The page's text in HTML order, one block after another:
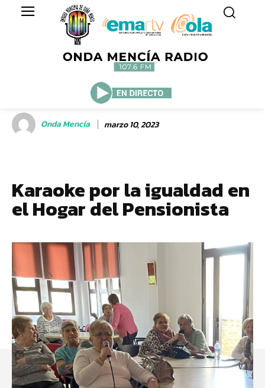
Onda Mencía marzo 10, 2023
Karaoke por la igualdad en
el Hogar del Pensionista